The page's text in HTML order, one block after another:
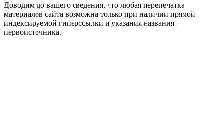
Доводим до вашего сведения, что любая перепечатка
материалов сайта возможна только при наличии прямой
индексируемой гиперссылки и указания названия
первоисточника.